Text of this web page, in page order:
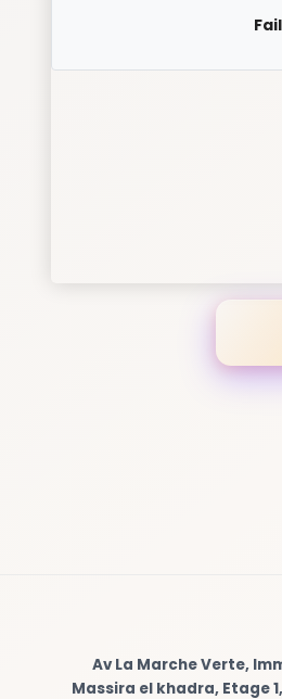
Av La Marche Verte,
Massira el khadra, Etage